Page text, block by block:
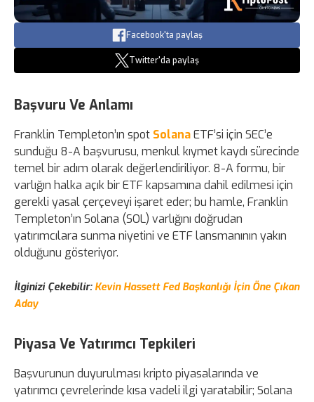
Facebook'ta paylaş
Twitter'da paylaş
Başvuru Ve Anlamı
Franklin Templeton’ın spot SolanaETF’si için SEC’e
sunduğu 8-A başvurusu, menkul kıymet kaydı sürecinde
temel bir adım olarak değerlendiriliyor. 8-A formu, bir
varlığın halka açık bir ETF kapsamına dahil edilmesi için
gerekli yasal çerçeveyi işaret eder; bu hamle, Franklin
Templeton’ın Solana (SOL) varlığını doğrudan
yatırımcılara sunma niyetini ve ETF lansmanının yakın
olduğunu gösteriyor.
İlginizi Çekebilir: Kevin Hassett Fed Başkanlığı İçin Öne Çıkan
Aday
Piyasa Ve Yatırımcı Tepkileri
Başvurunun duyurulması kripto piyasalarında ve
yatırımcı çevrelerinde kısa vadeli ilgi yaratabilir; Solana